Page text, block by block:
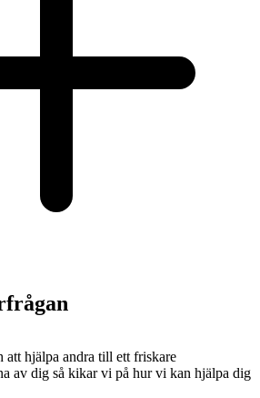
att hjälpa andra till ett friskare
av dig så kikar vi på hur vi kan hjälpa dig